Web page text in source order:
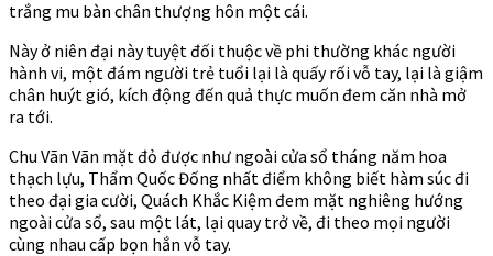
trắng mu bàn chân thượng hôn một cái.
Này ở niên đại này tuyệt đối thuộc về phi thường khác người
hành vi, một đám người trẻ tuổi lại là quấy rối vỗ tay, lại là giậm
chân huýt gió, kích động đến quả thực muốn đem căn nhà mở
ra tới.
Chu Vãn Vãn mặt đỏ được như ngoài cửa sổ tháng năm hoa
thạch lựu, Thẩm Quốc Đống nhất điểm không biết hàm súc đi
theo đại gia cười, Quách Khắc Kiệm đem mặt nghiêng hướng
ngoài cửa sổ, sau một lát, lại quay trở về, đi theo mọi người
cùng nhau cấp bọn hắn vỗ tay.